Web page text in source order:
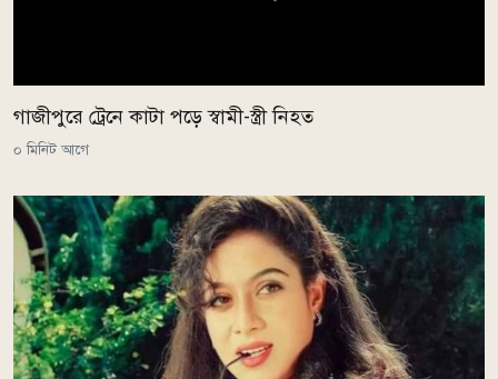
গাজীপুরে ট্রেনে কাটা পড়ে স্বামী-স্ত্রী নিহত
০ মিনিট আগে